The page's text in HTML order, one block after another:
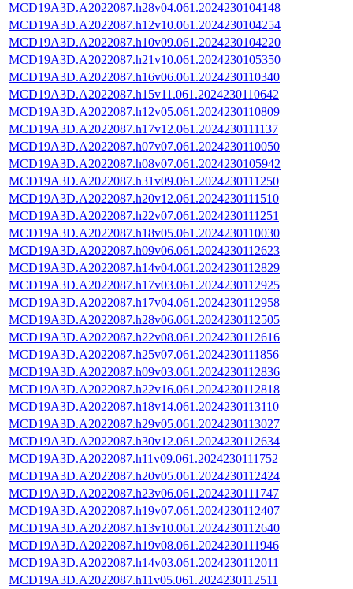
MCD19A3D.A2022087.h28v04.061.2024230104148
MCD19A3D.A2022087.h12v10.061.2024230104254
MCD19A3D.A2022087.h10v09.061.2024230104220
MCD19A3D.A2022087.h21v10.061.2024230105350
MCD19A3D.A2022087.h16v06.061.2024230110340
MCD19A3D.A2022087.h15v11.061.2024230110642
MCD19A3D.A2022087.h12v05.061.2024230110809
MCD19A3D.A2022087.h17v12.061.2024230111137
MCD19A3D.A2022087.h07v07.061.2024230110050
MCD19A3D.A2022087.h08v07.061.2024230105942
MCD19A3D.A2022087.h31v09.061.2024230111250
MCD19A3D.A2022087.h20v12.061.2024230111510
MCD19A3D.A2022087.h22v07.061.2024230111251
MCD19A3D.A2022087.h18v05.061.2024230110030
MCD19A3D.A2022087.h09v06.061.2024230112623
MCD19A3D.A2022087.h14v04.061.2024230112829
MCD19A3D.A2022087.h17v03.061.2024230112925
MCD19A3D.A2022087.h17v04.061.2024230112958
MCD19A3D.A2022087.h28v06.061.2024230112505
MCD19A3D.A2022087.h22v08.061.2024230112616
MCD19A3D.A2022087.h25v07.061.2024230111856
MCD19A3D.A2022087.h09v03.061.2024230112836
MCD19A3D.A2022087.h22v16.061.2024230112818
MCD19A3D.A2022087.h18v14.061.2024230113110
MCD19A3D.A2022087.h29v05.061.2024230113027
MCD19A3D.A2022087.h30v12.061.2024230112634
MCD19A3D.A2022087.h11v09.061.2024230111752
MCD19A3D.A2022087.h20v05.061.2024230112424
MCD19A3D.A2022087.h23v06.061.2024230111747
MCD19A3D.A2022087.h19v07.061.2024230112407
MCD19A3D.A2022087.h13v10.061.2024230112640
MCD19A3D.A2022087.h19v08.061.2024230111946
MCD19A3D.A2022087.h14v03.061.2024230112011
MCD19A3D.A2022087.h11v05.061.2024230112511